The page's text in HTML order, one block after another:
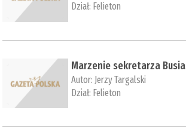
Dział: Felieton
Marzenie sekretarza Busia
Autor: Jerzy Targalski
Dział: Felieton